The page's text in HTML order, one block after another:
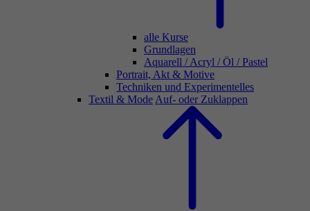
alle Kurse
Grundlagen
Aquarell / Acryl / Öl / Pastel
Portrait, Akt & Motive
Techniken und Experimentelles
Textil & Mode Auf- oder Zuklappen